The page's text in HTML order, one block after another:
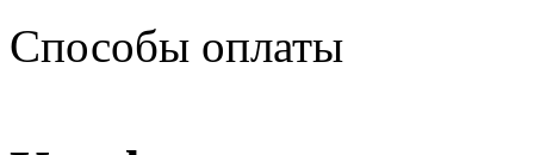
Способы оплаты